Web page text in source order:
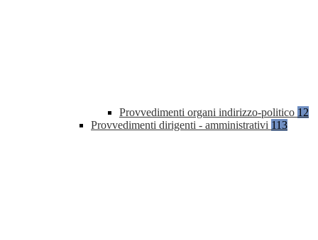
Provvedimenti organi indirizzo-politico 12
Provvedimenti dirigenti - amministrativi 113